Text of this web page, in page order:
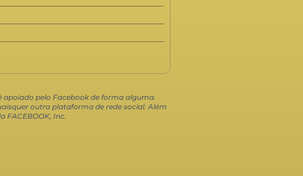
apoiado pelo Facebook de forma alguma.
outra plataforma de rede social. Além
FACEBOOK, Inc.